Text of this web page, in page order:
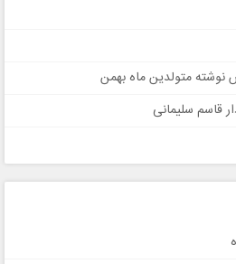
متولدین ماه بهمن
قاسم سلیمانی